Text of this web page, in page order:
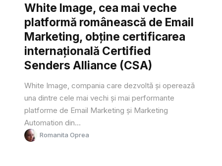
White Image, cea mai veche
platformă românească de Email
Marketing, obține certificarea
internațională Certified
Senders Alliance (CSA)
White Image, compania care dezvoltă și operează
una dintre cele mai vechi și mai performante
platforme de Email Marketing și Marketing
Automation din...
Romanita Oprea